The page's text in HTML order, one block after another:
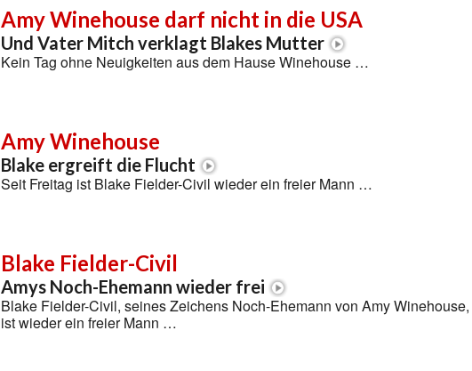
Amy Winehouse darf nicht in die USA
Und Vater Mitch verklagt Blakes Mutter
Kein Tag ohne Neuigkeiten aus dem Hause Winehouse …
Amy Winehouse
Blake ergreift die Flucht
Seit Freitag ist Blake Fielder-Civil wieder ein freier Mann …
Blake Fielder-Civil
Amys Noch-Ehemann wieder frei
Blake Fielder-Civil, seines Zeichens Noch-Ehemann von Amy Winehouse,
ist wieder ein freier Mann …